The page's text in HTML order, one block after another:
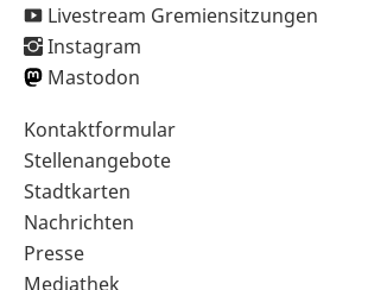
Livestream Gremiensitzungen
Instagram
Mastodon
Sekundärnavigation
im
Fußbereich
Kontaktformular
Stellenangebote
Stadtkarten
Nachrichten
Presse
Mediathek